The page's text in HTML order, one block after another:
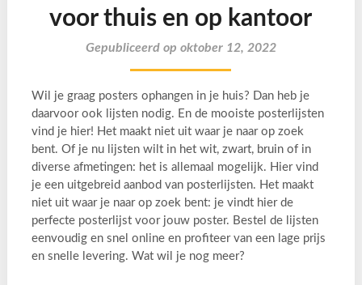
voor thuis en op kantoor
Gepubliceerd op oktober 12, 2022
Wil je graag posters ophangen in je huis? Dan heb je
daarvoor ook lijsten nodig. En de mooiste posterlijsten
vind je hier! Het maakt niet uit waar je naar op zoek
bent. Of je nu lijsten wilt in het wit, zwart, bruin of in
diverse afmetingen: het is allemaal mogelijk. Hier vind
je een uitgebreid aanbod van posterlijsten. Het maakt
niet uit waar je naar op zoek bent: je vindt hier de
perfecte posterlijst voor jouw poster. Bestel de lijsten
eenvoudig en snel online en profiteer van een lage prijs
en snelle levering. Wat wil je nog meer?